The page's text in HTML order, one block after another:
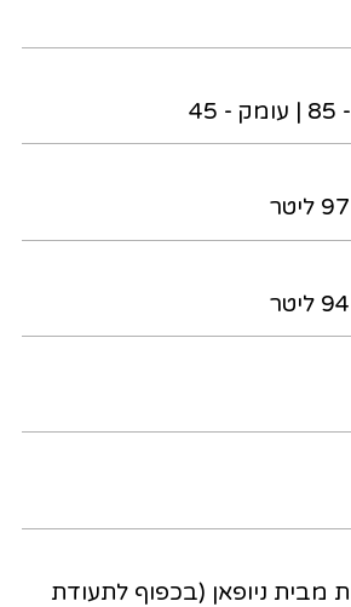
מבית ניופאן (בכפוף לתעודת